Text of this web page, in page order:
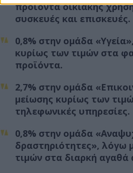
προϊόντα οικιακής
συσκευές και επισκευές.
0,8% στην ομάδα
κυρίως των τιμών στα
προϊόντα.
2,7% στην ομάδα
μείωσης κυρίως των
τηλεφωνικές υπηρεσίες.
0,8% στην ομάδα
δραστηριότητες», λόγω
τιμών στα διαρκή